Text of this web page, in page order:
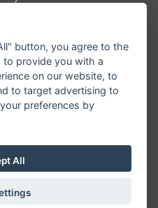
vyhrazena serveru
a vyhrazuje si právo
uveřejnění.
|Nastavení cookies
button, you agree to the
to provide you with a
on our website, to
to target advertising to
preferences by
All